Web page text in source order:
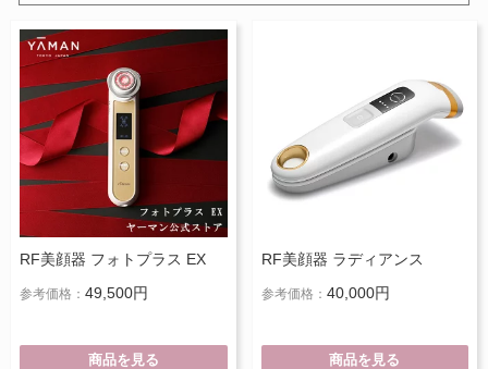
RF美顔器 フォトプラス EX
参考価格： 49,500円
商品を見る
RF美顔器 ラディアンス
参考価格： 40,000円
商品を見る